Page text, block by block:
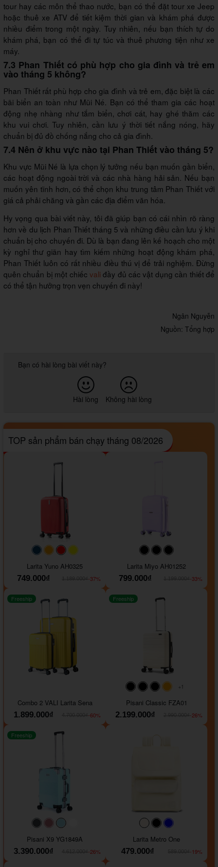
tour hay các môn thể thao nước, bạn có thể đặt tour xe Jeep
hoặc thuê xe ATV để tiết kiệm thời gian và khám phá được
nhiều điểm trong một ngày. Tuy nhiên, nếu bạn thích tự do
khám phá, bạn có thể đi tự túc và thuê phương tiện như xe
máy.
7.3 Phan Thiết có phù hợp cho gia đình và trẻ em
vào tháng 5 không?
Phan Thiết rất phù hợp cho gia đình và trẻ em, đặc biệt là các
bãi biển an toàn như Mũi Né. Bạn có thể tham gia các hoạt
động nhẹ nhàng như tắm biển, chơi cát, hay ghé thăm các
khu vui chơi. Tuy nhiên, cần lưu ý thời tiết nắng nóng, hãy
chuẩn bị đủ đồ chống nắng cho cả gia đình.
7.4 Nên ở khu vực nào tại Phan Thiết vào tháng 5?
Khu vực Mũi Né là lựa chọn lý tưởng nếu bạn muốn gần biển,
các hoạt động ngoài trời và các nhà hàng hải sản. Nếu bạn
muốn yên tĩnh hơn, có thể chọn khu trung tâm Phan Thiết với
giá cả phải chăng và gần các địa điểm văn hóa.
Hy vọng qua bài viết này, tôi đã giúp bạn có cái nhìn rõ ràng
hơn về du lịch Phan Thiết tháng 5 và những điều cần lưu ý khi
chuẩn bị cho chuyến đi. Dù là bạn đang lên kế hoạch cho một
kỳ nghỉ thư giãn hay tìm kiếm những hoạt động khám phá,
Phan Thiết luôn có rất nhiều điều thú vị để trải nghiệm. Đừng
quên chuẩn bị một chiếc vali đầy đủ các vật dụng cần thiết để
có thể tận hưởng trọn vẹn chuyến đi này!
Ngân Nguyễn
Nguồn: Tổng hợp
Bạn có hài lòng bài viết này?
Hài lòng Không hài lòng
TOP sản phẩm bán chạy tháng 08/2026
#093f69#ffa500#FF0000#FFFF00
Larita Yuno AH0325
749.000₫
-37%
#000000#000000
Larita Miyo AH01252
799.000₫
-33%
Freeship
Combo 2 VALI Larita Sena
1.899.000₫
-60%
#000000#000000
#000000
#ffa500
+1
Freeship
Pisani Classic FZA01
2.199.000₫
-26%
#40454a#b76e79
#9ad8e7
Freeship
Pisani X9 YG1849A
3.390.000₫
-26%
#faf0e6#000000
Larita Metro One
479.000₫
-19%